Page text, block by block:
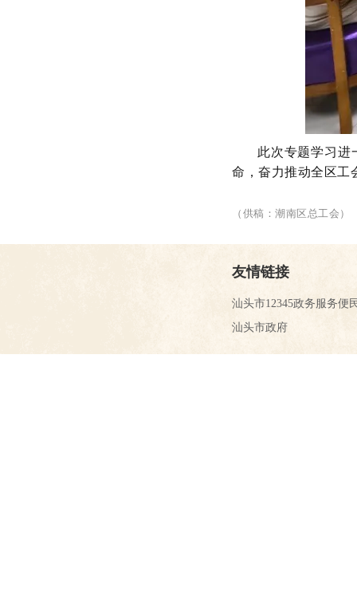
此次专题学习进
命，奋力推动全区工
（供稿：潮南区总工会）
友情链接
汕头市12345政务服务便
汕头市政府